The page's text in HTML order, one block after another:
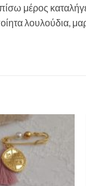
μέρος
λουλούδια,